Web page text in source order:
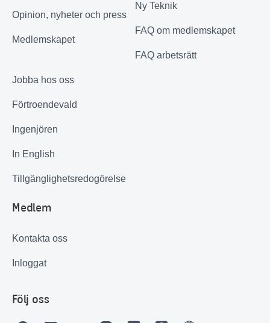
Opinion, nyheter och press
Medlemskapet
Ny Teknik
FAQ om medlemskapet
FAQ arbetsrätt
Jobba hos oss
Förtroendevald
Ingenjören
In English
Tillgänglighetsredogörelse
Medlem
Kontakta oss
Inloggat
Följ oss